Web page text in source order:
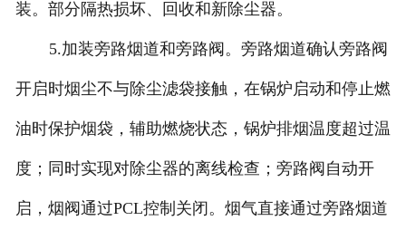
装。部分隔热损坏、回收和新除尘器。
5.加装旁路烟道和旁路阀。旁路烟道确认旁路阀
开启时烟尘不与除尘滤袋接触，在锅炉启动和停止燃
油时保护烟袋，辅助燃烧状态，锅炉排烟温度超过温
度；同时实现对除尘器的离线检查；旁路阀自动开
启，烟阀通过PCL控制关闭。烟气直接通过旁路烟道